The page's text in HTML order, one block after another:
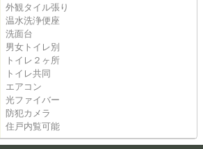
外観タイル張り
温水洗浄便座
洗面台
男女トイレ別
トイレ２ヶ所
トイレ共同
エアコン
光ファイバー
防犯カメラ
住戸内覧可能